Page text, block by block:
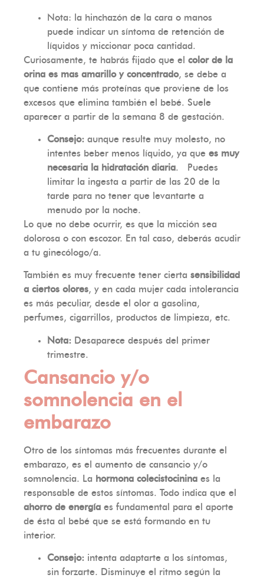
Nota: la hinchazón de la cara o manos
puede indicar un síntoma de retención de
líquidos y miccionar poca cantidad.
Curiosamente, te habrás fijado que el color de la
orina es mas amarillo y concentrado, se debe a
que contiene más proteínas que proviene de los
excesos que elimina también el bebé. Suele
aparecer a partir de la semana 8 de gestación.
Consejo: aunque resulte muy molesto, no
intentes beber menos líquido, ya que es muy
necesaria la hidratación diaria. Puedes
limitar la ingesta a partir de las 20 de la
tarde para no tener que levantarte a
menudo por la noche.
Lo que no debe ocurrir, es que la micción sea
dolorosa o con escozor. En tal caso, deberás acudir
a tu ginecólogo/a.
También es muy frecuente tener cierta sensibilidad
a ciertos olores, y en cada mujer cada intolerancia
es más peculiar, desde el olor a gasolina,
perfumes, cigarrillos, productos de limpieza, etc.
Nota: Desaparece después del primer
trimestre.
Cansancio y/o
somnolencia en el
embarazo
Otro de los síntomas más frecuentes durante el
embarazo, es el aumento de cansancio y/o
somnolencia. La hormona colecistocinina es la
responsable de estos síntomas. Todo indica que el
ahorro de energía es fundamental para el aporte
de ésta al bebé que se está formando en tu
interior.
Consejo: intenta adaptarte a los síntomas,
sin forzarte. Disminuye el ritmo según la